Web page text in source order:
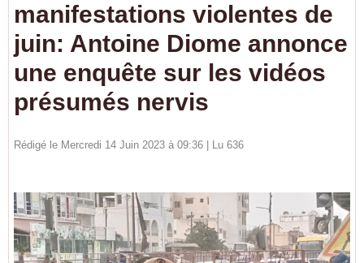
manifestations violentes de
juin: Antoine Diome annonce
une enquête sur les vidéos
présumés nervis
Rédigé le Mercredi 14 Juin 2023 à 09:36 | Lu 636